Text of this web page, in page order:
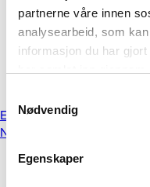
partnerne våre innen
analysearbeid, som
informasjon du har
Nødvendig
Egenskaper
november 4, 2024
Propaganda i
Innleggnavigasjon
Eldre innlegg
Nyere innlegg